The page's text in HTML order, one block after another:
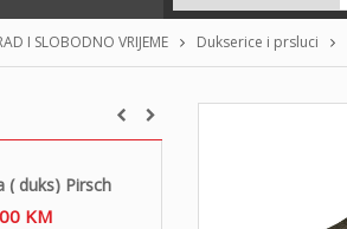
I SLOBODNO VRIJEME Dukserice i prsluci
( duks) Pirsch
KM